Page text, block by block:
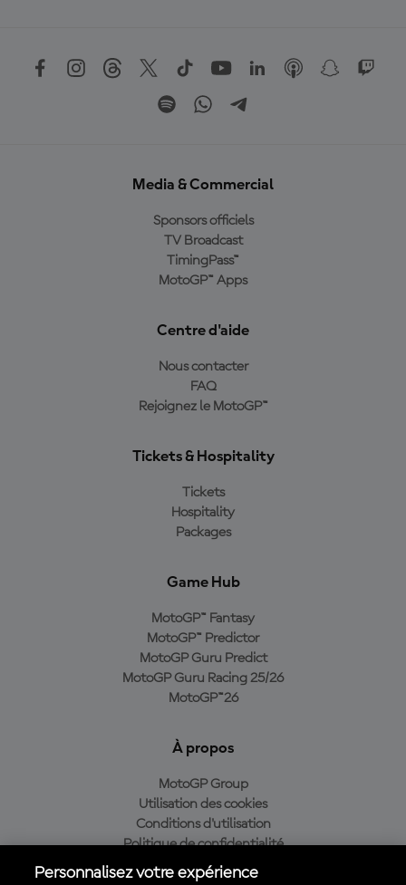
Media & Commercial
Sponsors officiels
TV Broadcast
TimingPass™
MotoGP™ Apps
Centre d'aide
Nous contacter
FAQ
Rejoignez le MotoGP™
Tickets & Hospitality
Tickets
Hospitality
Packages
Game Hub
MotoGP™ Fantasy
MotoGP™ Predictor
MotoGP Guru Predict
MotoGP Guru Racing 25/26
MotoGP™26
À propos
MotoGP Group
Utilisation des cookies
Conditions d'utilisation
Politique de confidentialité
Politique d’achat
Personnalisez votre expérience